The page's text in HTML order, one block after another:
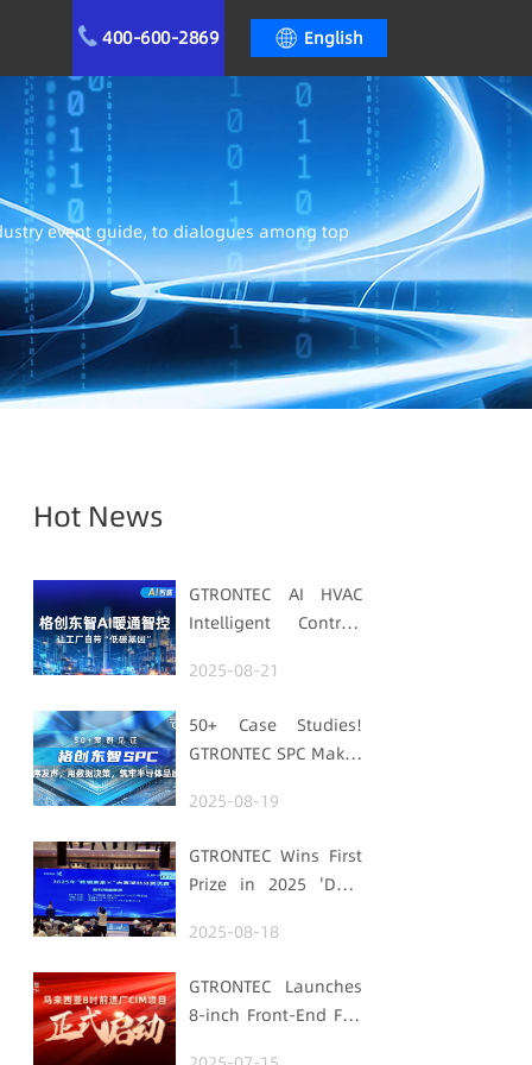
English
400-600-2869
event guide, to dialogues among top
Hot News
GTRONTEC AI HVAC
Intelligent Control:
with "Low-Carbon
2025-08-21
50+ Case Studies!
GTRONTEC SPC Makes
Uses Data for
Strengthens
Semiconductor
Quality Foundation
2025-08-19
GTRONTEC Wins First
Prize in 2025 'Data
Smart Manufacturing
2025-08-18
GTRONTEC Launches
8-inch Front-End Fab